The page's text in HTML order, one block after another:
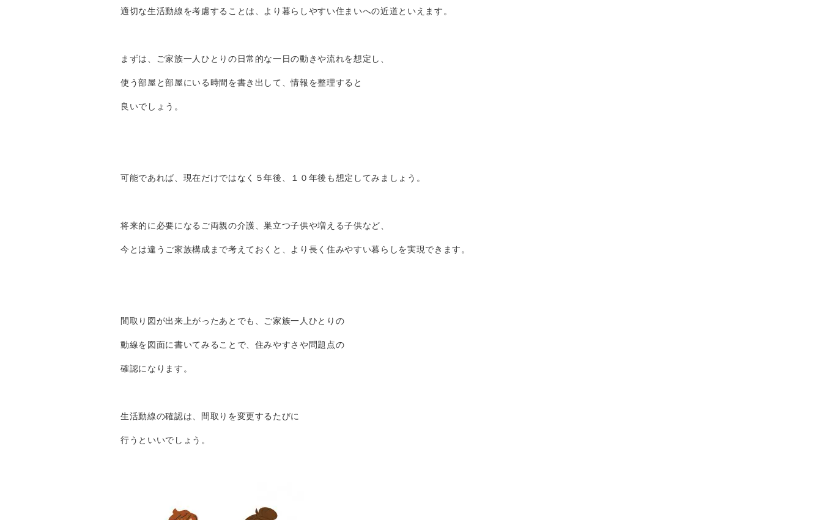
適切な生活動線を考慮することは、より暮らしやすい住まいへの近道といえます。
まずは、ご家族一人ひとりの日常的な一日の動きや流れを想定し、
使う部屋と部屋にいる時間を書き出して、情報を整理すると
良いでしょう。
可能であれば、現在だけではなく５年後、１０年後も想定してみましょう。
将来的に必要になるご両親の介護、巣立つ子供や増える子供など、
今とは違うご家族構成まで考えておくと、より長く住みやすい暮らしを実現できます。
間取り図が出来上がったあとでも、ご家族一人ひとりの
動線を図面に書いてみることで、住みやすさや問題点の
確認になります。
生活動線の確認は、間取りを変更するたびに
行うといいでしょう。